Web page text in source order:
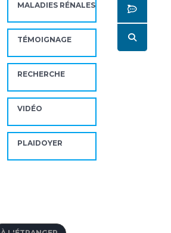
MALADIES RÉNALES
TÉMOIGNAGE
RECHERCHE
VIDÉO
PLAIDOYER